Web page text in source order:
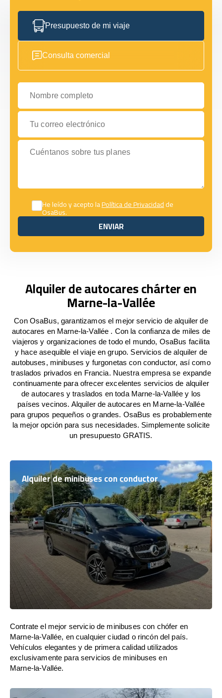
Presupuesto de mi viaje
Consulta comercial
Nombre completo
Tu correo electrónico
Cuéntanos sobre tus planes
He leído y acepto laPolítica de Privacidadde
OsaBus.
ENVIAR
ENVIAR
Alquiler de autocares chárter en
Marne-la-Vallée
Con OsaBus, garantizamos el mejor servicio de alquiler de
autocares en Marne-la-Vallée . Con la confianza de miles de
viajeros y organizaciones de todo el mundo, OsaBus facilita
y hace asequible el viaje en grupo. Servicios de alquiler de
autobuses, minibuses y furgonetas con conductor, así como
traslados privados en Francia. Nuestra empresa se expande
continuamente para ofrecer excelentes servicios de alquiler
de autocares y traslados en toda Marne-la-Vallée y los
países vecinos. Alquiler de autocares en Marne-la-Vallée
para grupos pequeños o grandes. OsaBus es probablemente
la mejor opción para sus necesidades. Simplemente solicite
un presupuesto GRATIS.
Alquiler de minibuses con conductor
Contrate el mejor servicio de minibuses con chófer en
Marne-la-Vallée, en cualquier ciudad o rincón del país.
Vehículos elegantes y de primera calidad utilizados
exclusivamente para servicios de minibuses en
Marne-la-Vallée.